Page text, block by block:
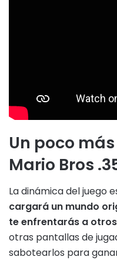
Un poco
Mario Bros
La dinámica del juego
cargará un mundo
te enfrentarás a
otras pantallas de
sabotearlos para